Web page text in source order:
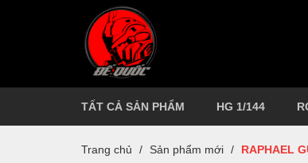
TẤT CẢ SẢN PHẨM HG 1/144
Trang chủ / Sản phẩm mới / RAPHAEL